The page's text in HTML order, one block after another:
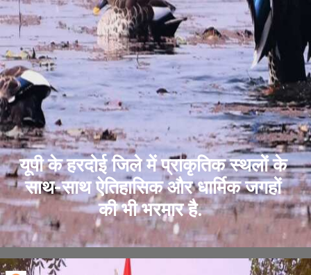
यूपी के हरदोई जिले में प्राकृतिक स्थलों के
साथ-साथ ऐतिहासिक और धार्मिक जगहों
की भी भरमार है.